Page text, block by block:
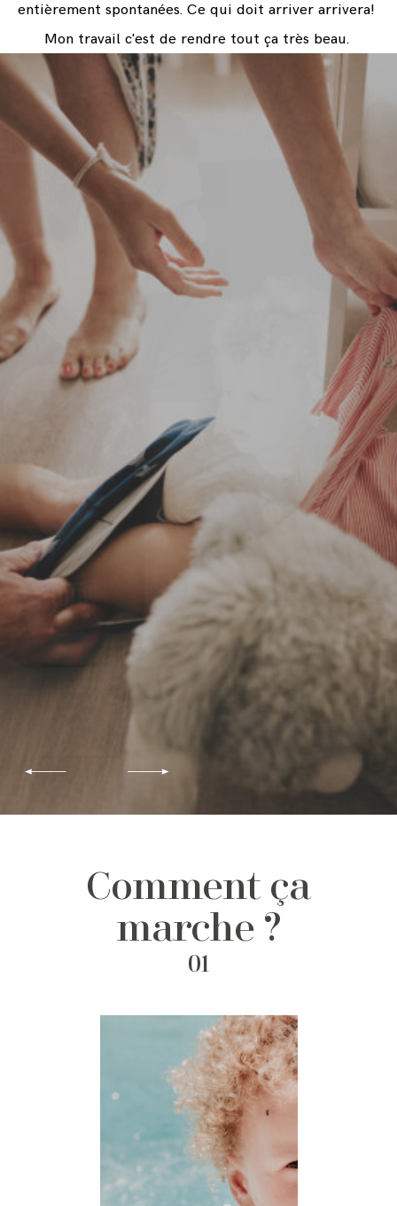
entièrement spontanées. Ce qui doit arriver arrivera!
Mon travail c'est de rendre tout ça très beau.
Je capture des moments éphémères de la vie, aussi
banals qu'ils puissent paraître sur le moment, afin que
vous puissiez vous souvenir
des petits moments qui finiront par être plus
précieux que les grands.
La vie quotidienne
d'une famille c'est le
bazar. De celui qui
rend un peu fou !
Mais c'est le votre...
Comment ça
marche ?
01